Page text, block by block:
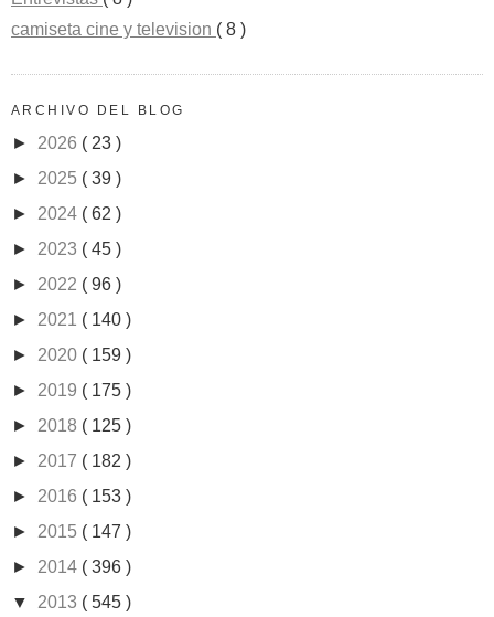
camiseta cine y television ( 8 )
ARCHIVO DEL BLOG
► 2026 ( 23 )
► 2025 ( 39 )
► 2024 ( 62 )
► 2023 ( 45 )
► 2022 ( 96 )
► 2021 ( 140 )
► 2020 ( 159 )
► 2019 ( 175 )
► 2018 ( 125 )
► 2017 ( 182 )
► 2016 ( 153 )
► 2015 ( 147 )
► 2014 ( 396 )
▼ 2013 ( 545 )